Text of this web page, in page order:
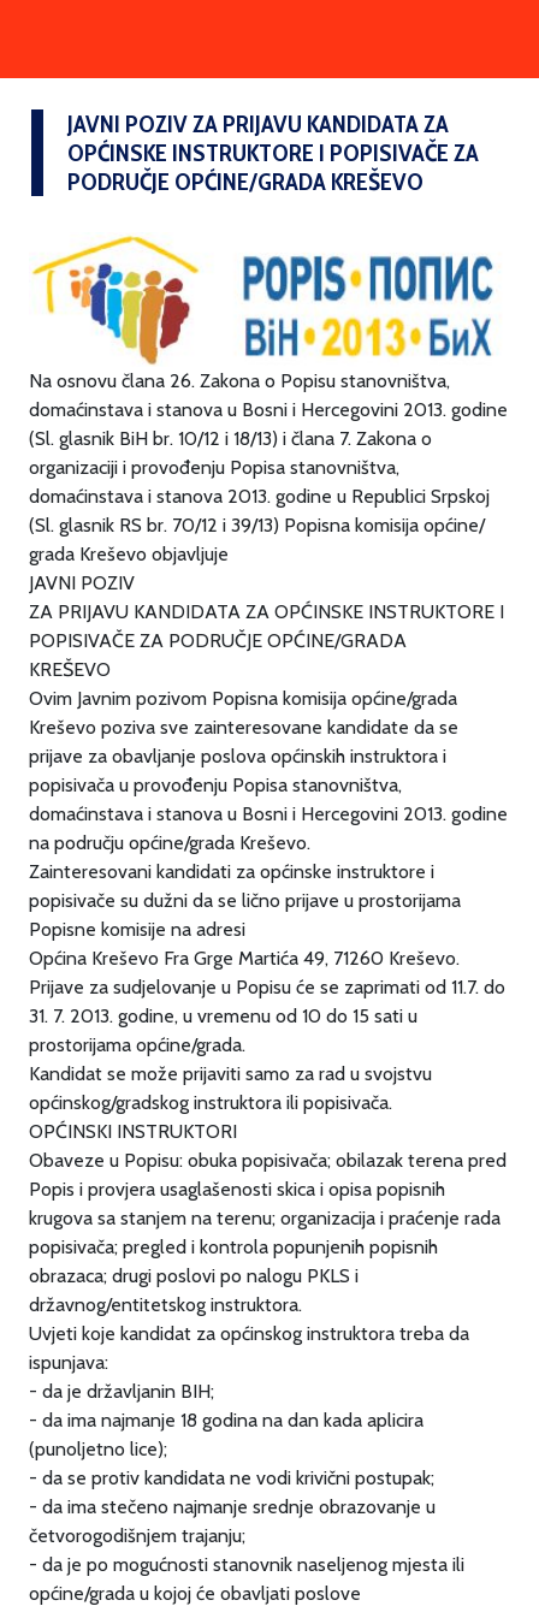
JAVNI POZIV ZA PRIJAVU KANDIDATA ZA
OPĆINSKE INSTRUKTORE I POPISIVAČE ZA
PODRUČJE OPĆINE/GRADA KREŠEVO
Na osnovu člana 26. Zakona o Popisu stanovništva,
domaćinstava i stanova u Bosni i Hercegovini 2013. godine
(Sl. glasnik BiH br. 10/12 i 18/13) i člana 7. Zakona o
organizaciji i provođenju Popisa stanovništva,
domaćinstava i stanova 2013. godine u Republici Srpskoj
(Sl. glasnik RS br. 70/12 i 39/13) Popisna komisija općine/
grada Kreševo objavljuje
JAVNI POZIV
ZA PRIJAVU KANDIDATA ZA OPĆINSKE INSTRUKTORE I
POPISIVAČE ZA PODRUČJE OPĆINE/GRADA
KREŠEVO
Ovim Javnim pozivom Popisna komisija općine/grada
Kreševo poziva sve zainteresovane kandidate da se
prijave za obavljanje poslova općinskih instruktora i
popisivača u provođenju Popisa stanovništva,
domaćinstava i stanova u Bosni i Hercegovini 2013. godine
na području općine/grada Kreševo.
Zainteresovani kandidati za općinske instruktore i
popisivače su dužni da se lično prijave u prostorijama
Popisne komisije na adresi
Općina Kreševo Fra Grge Martića 49, 71260 Kreševo.
Prijave za sudjelovanje u Popisu će se zaprimati od 11.7. do
31. 7. 2013. godine, u vremenu od 10 do 15 sati u
prostorijama općine/grada.
Kandidat se može prijaviti samo za rad u svojstvu
općinskog/gradskog instruktora ili popisivača.
OPĆINSKI INSTRUKTORI
Obaveze u Popisu: obuka popisivača; obilazak terena pred
Popis i provjera usaglašenosti skica i opisa popisnih
krugova sa stanjem na terenu; organizacija i praćenje rada
popisivača; pregled i kontrola popunjenih popisnih
obrazaca; drugi poslovi po nalogu PKLS i
državnog/entitetskog instruktora.
Uvjeti koje kandidat za općinskog instruktora treba da
ispunjava:
- da je državljanin BIH;
- da ima najmanje 18 godina na dan kada aplicira
(punoljetno lice);
- da se protiv kandidata ne vodi krivični postupak;
- da ima stečeno najmanje srednje obrazovanje u
četvorogodišnjem trajanju;
- da je po mogućnosti stanovnik naseljenog mjesta ili
općine/grada u kojoj će obavljati poslove